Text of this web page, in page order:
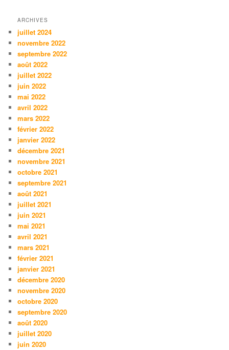
ARCHIVES
juillet 2024
novembre 2022
septembre 2022
août 2022
juillet 2022
juin 2022
mai 2022
avril 2022
mars 2022
février 2022
janvier 2022
décembre 2021
novembre 2021
octobre 2021
septembre 2021
août 2021
juillet 2021
juin 2021
mai 2021
avril 2021
mars 2021
février 2021
janvier 2021
décembre 2020
novembre 2020
octobre 2020
septembre 2020
août 2020
juillet 2020
juin 2020